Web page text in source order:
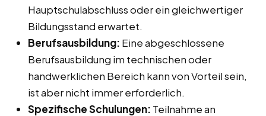
Hauptschulabschluss oder ein gleichwertiger
Bildungsstand erwartet.
Berufsausbildung: Eine abgeschlossene
Berufsausbildung im technischen oder
handwerklichen Bereich kann von Vorteil sein,
ist aber nicht immer erforderlich.
Spezifische Schulungen: Teilnahme an